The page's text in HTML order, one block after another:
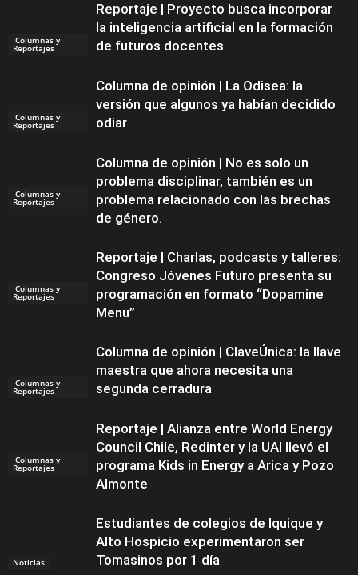
Columnas y
Reportajes
Reportaje | Proyecto busca incorporar
la inteligencia artificial en la formación
de futuros docentes
Columnas y
Reportajes
Columna de opinión | La Odisea: la
versión que algunos ya habían decidido
odiar
Columnas y
Reportajes
Columna de opinión | No es solo un
problema disciplinar, también es un
problema relacionado con las brechas
de género.
Columnas y
Reportajes
Reportaje | Charlas, podcasts y talleres:
Congreso Jóvenes Futuro presenta su
programación en formato “Dopamine
Menu”
Columnas y
Reportajes
Columna de opinión | ClaveÚnica: la llave
maestra que ahora necesita una
segunda cerradura
Columnas y
Reportajes
Reportaje | Alianza entre World Energy
Council Chile, Redinter y la UAI llevó el
programa Kids in Energy a Arica y Pozo
Almonte
Noticias
Estudiantes de colegios de Iquique y
Alto Hospicio experimentaron ser
Tomasinos por 1 día